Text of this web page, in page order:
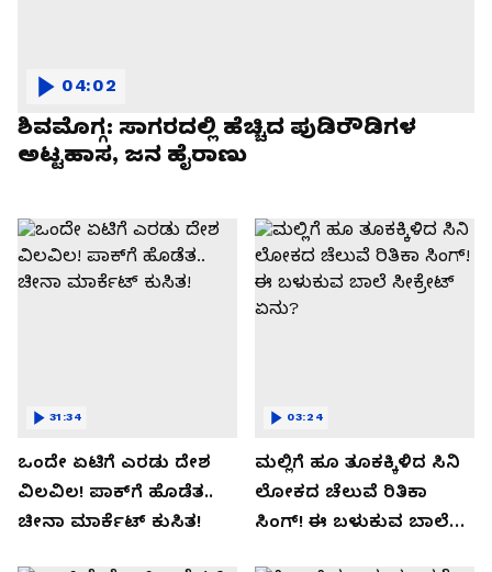
ಶಿವಮೊಗ್ಗ: ಸಾಗರದಲ್ಲಿ ಹೆಚ್ಚಿದ ಪುಡಿರೌಡಿಗಳ
ಅಟ್ಟಹಾಸ, ಜನ ಹೈರಾಣು
04:02
ಒಂದೇ ಏಟಿಗೆ ಎರಡು ದೇಶ
ವಿಲವಿಲ! ಪಾಕ್​​ಗೆ ಹೊಡೆತ..
ಚೀನಾ ಮಾರ್ಕೆಟ್​ ಕುಸಿತ!
31:34
ಮಲ್ಲಿಗೆ ಹೂ ತೂಕಕ್ಕಿಳಿದ ಸಿನಿ
ಲೋಕದ ಚೆಲುವೆ ರಿತಿಕಾ
ಸಿಂಗ್!‌ ಈ ಬಳುಕುವ ಬಾಲೆ
03:24